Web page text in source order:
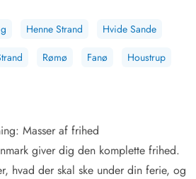
Henne Strand
Hvide Sande
Rømø Fanø Houstrup
Masser af frihed
giver dig den komplette frihed.
hvad der skal ske under din ferie, og